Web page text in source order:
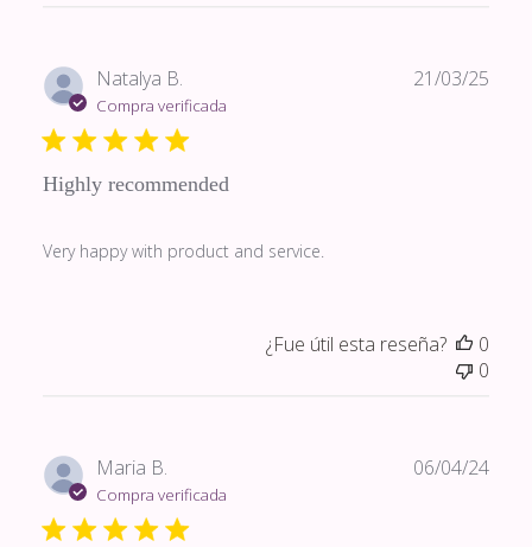
Natalya B.
Compra verificada
Highly recommended
Very happy with product and service.
21/03/25
¿Fue útil esta reseña?
0
0
Maria B.
Compra verificada
06/04/24